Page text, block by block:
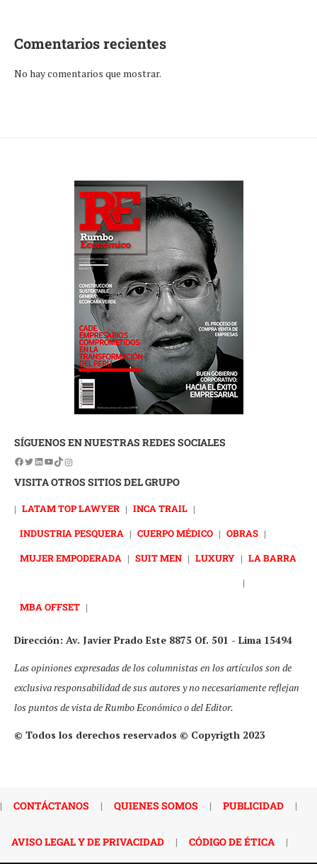
Comentarios recientes
No hay comentarios que mostrar.
SÍGUENOS EN NUESTRAS REDES SOCIALES
VISITA OTROS SITIOS DEL GRUPO
| LATAM TOP LAWYER | INCA TRAIL |
INDUSTRIA PESQUERA | CUERPO MÉDICO | OBRAS |
MUJER EMPODERADA | SUIT MEN | LUXURY | LA BARRA
|
MBA OFFSET |
Dirección: Av. Javier Prado Este 8875 Of. 501 - Lima 15494
Las opiniones expresadas de los columnistas en los artículos son de
exclusiva responsabilidad de sus autores y no necesariamente reflejan
los puntos de vista de Rumbo Económico o del Editor.
© Todos los derechos reservados © Copyrigth 2023
| CONTÁCTANOS | QUIENES SOMOS | PUBLICIDAD |
AVISO LEGAL Y DE PRIVACIDAD | CÓDIGO DE ÉTICA |